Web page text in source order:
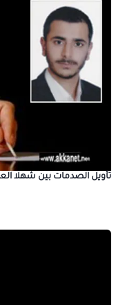
تأويل الصدمات بين شهلا